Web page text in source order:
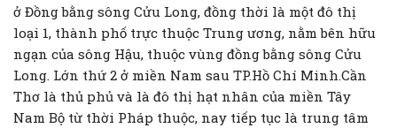
ở Đồng bằng sông Cửu Long, đồng thời là một đô thị
loại 1, thành phố trực thuộc Trung ương, nằm bên hữu
ngạn của sông Hậu, thuộc vùng đồng bằng sông Cửu
Long. Lớn thứ 2 ở miền Nam sau TP.Hồ Chí Minh.Cần
Thơ là thủ phủ và là đô thị hạt nhân của miền Tây
Nam Bộ từ thời Pháp thuộc, nay tiếp tục là trung tâm